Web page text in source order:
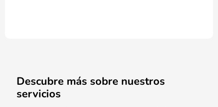
Descubre más sobre nuestros
servicios